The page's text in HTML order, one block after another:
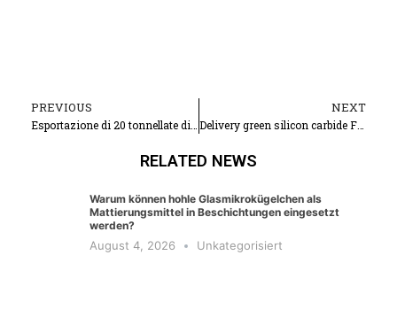
Prev
PREVIOUS NEXT
Delivery green silicon carbide F180#
RELATED NEWS
Warum können hohle Glasmikrokügelchen als
Mattierungsmittel in Beschichtungen eingesetzt
werden?
August 4, 2026 Unkategorisiert